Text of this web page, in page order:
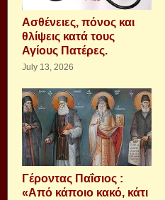
Aσθένειες, πόνος και
θλίψεις κατά τους
Αγίους Πατέρες.
July 13, 2026
Γέροντας Παΐσιος :
«Από κάποιο κακό, κάτι